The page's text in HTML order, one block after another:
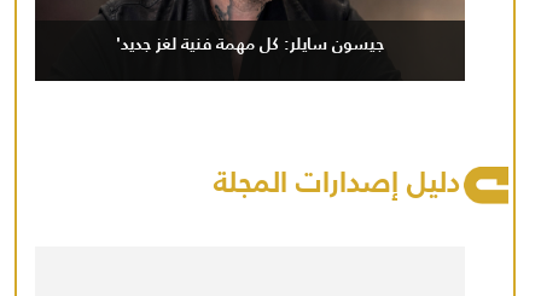
جيسون سايلر: كل مهمة فنية لغز جديد'
دليل إصدارات المجلة